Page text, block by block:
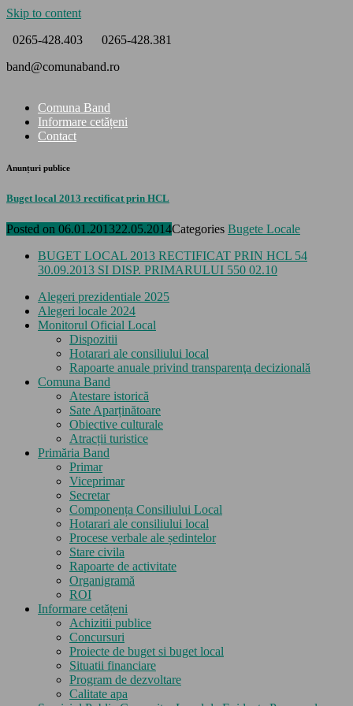
Skip to content
0265-428.403
0265-428.381
band@comunaband.ro
Comuna Band
Informare cetățeni
Contact
Anunțuri publice
Buget local 2013 rectificat prin HCL
Posted on 06.01.201322.05.2014Categories Bugete Locale
BUGET LOCAL 2013 RECTIFICAT PRIN HCL 54
30.09.2013 SI DISP. PRIMARULUI 550 02.10
Alegeri prezidentiale 2025
Alegeri locale 2024
Monitorul Oficial Local
Dispozitii
Hotarari ale consiliului local
Rapoarte anuale privind transparenţa decizională
Comuna Band
Atestare istorică
Sate Aparținătoare
Obiective culturale
Atracții turistice
Primăria Band
Primar
Viceprimar
Secretar
Componența Consiliului Local
Hotarari ale consiliului local
Procese verbale ale ședintelor
Stare civila
Rapoarte de activitate
Organigramă
ROI
Informare cetățeni
Achizitii publice
Concursuri
Proiecte de buget si buget local
Situatii financiare
Program de dezvoltare
Calitate apa